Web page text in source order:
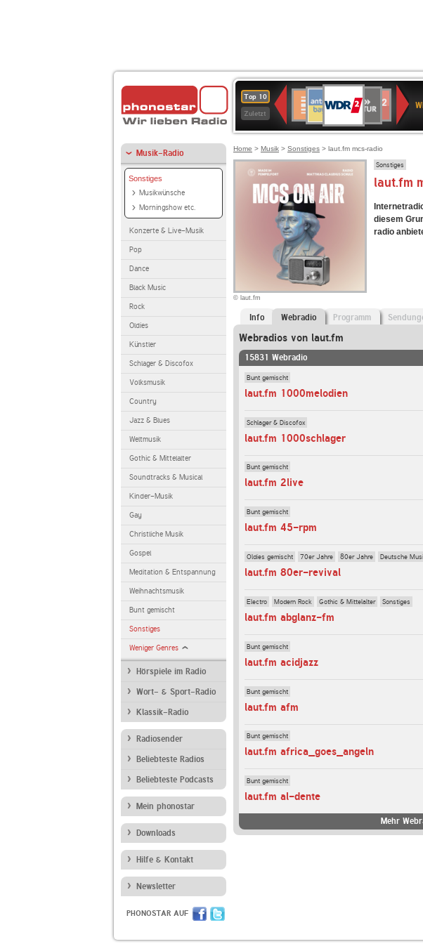
Top 10
Zuletzt
Deutschlandfunk
90er
OLDIE
ANTENNE
4
KLASSIK
Deutschlandfunk
KulturBAYERN
2
Kultur
NDR
2
Musik-Radio
Sonstiges
Musikwünsche
Morningshow etc.
Konzerte & Live-Musik
Pop
Dance
Black Music
Rock
Oldies
Künstler
Schlager & Discofox
Volksmusik
Country
Jazz & Blues
Weltmusik
Gothic & Mittelalter
Soundtracks & Musical
Kinder-Musik
Gay
Christliche Musik
Gospel
Meditation & Entspannung
Weihnachtsmusik
Bunt gemischt
Sonstiges
Weniger Genres
Hörspiele im Radio
Wort- & Sport-Radio
Klassik-Radio
Radiosender
Beliebteste Radios
Beliebteste Podcasts
Mein phonostar
Downloads
Hilfe & Kontakt
Newsletter
PHONOSTAR AUF
Home > Musik > Sonstiges > laut.fm mcs-radio
© laut.fm
Sonstiges
laut.fm
diesem
radio
Info Webradio Programm
Webradios von laut.fm
15831 Webradio
Bunt gemischt
laut.fm 1000melodien
Schlager & Discofox
laut.fm 1000schlager
Bunt gemischt
laut.fm 2live
Bunt gemischt
laut.fm 45-rpm
Oldies gemischt 70er Jahre 80er Jahre Deutsche
laut.fm 80er-revival
Electro Modern Rock Gothic & Mittelalter Sonstiges
laut.fm abglanz-fm
Bunt gemischt
laut.fm acidjazz
Bunt gemischt
laut.fm afm
Bunt gemischt
laut.fm africa_goes_angeln
Bunt gemischt
laut.fm al-dente
Mehr